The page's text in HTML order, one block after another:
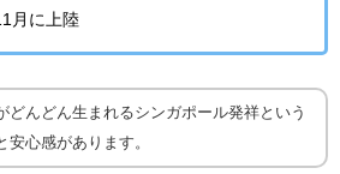
月に上陸
どんどん生まれるシンガポール発祥という
安心感があります。